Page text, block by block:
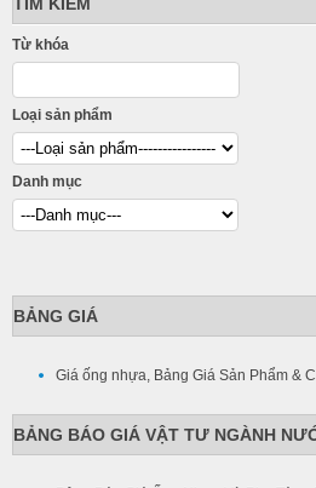
Từ khóa
Loại sản phẩm
Danh mục
BẢNG GIÁ
Giá ống nhựa, Bảng Giá Sản Phẩm &
BẢNG BÁO GIÁ VẬT TƯ NGÀNH